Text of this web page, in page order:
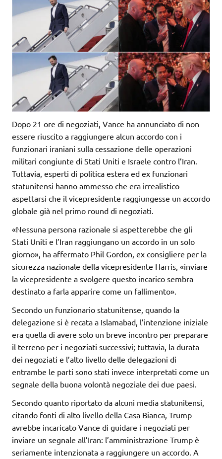
Dopo 21 ore di negoziati, Vance ha annunciato di non
essere riuscito a raggiungere alcun accordo con i
funzionari iraniani sulla cessazione delle operazioni
militari congiunte di Stati Uniti e Israele contro l’Iran.
Tuttavia, esperti di politica estera ed ex funzionari
statunitensi hanno ammesso che era irrealistico
aspettarsi che il vicepresidente raggiungesse un accordo
globale già nel primo round di negoziati.
«Nessuna persona razionale si aspetterebbe che gli
Stati Uniti e l’Iran raggiungano un accordo in un solo
giorno», ha affermato Phil Gordon, ex consigliere per la
sicurezza nazionale della vicepresidente Harris, «inviare
la vicepresidente a svolgere questo incarico sembra
destinato a farla apparire come un fallimento».
Secondo un funzionario statunitense, quando la
delegazione si è recata a Islamabad, l’intenzione iniziale
era quella di avere solo un breve incontro per preparare
il terreno per i negoziati successivi; tuttavia, la durata
dei negoziati e l’alto livello delle delegazioni di
entrambe le parti sono stati invece interpretati come un
segnale della buona volontà negoziale dei due paesi.
Secondo quanto riportato da alcuni media statunitensi,
citando fonti di alto livello della Casa Bianca, Trump
avrebbe incaricato Vance di guidare i negoziati per
inviare un segnale all’Iran: l’amministrazione Trump è
seriamente intenzionata a raggiungere un accordo. A